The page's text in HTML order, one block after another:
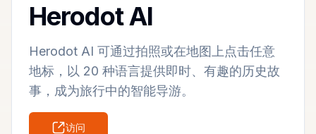
Herodot AI
Herodot AI 可通过拍照或在地图上点击任意
地标，以 20 种语言提供即时、有趣的历史故
事，成为旅行中的智能导游。
访问